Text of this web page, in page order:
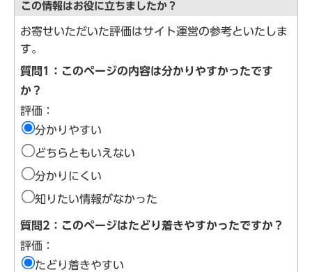
この情報はお役に立ちましたか？
お寄せいただいた評価はサイト運営の参考といたしま
す。
質問1：このページの内容は分かりやすかったです
か？
評価：
分かりやすい
どちらともいえない
分かりにくい
知りたい情報がなかった
質問2：このページはたどり着きやすかったですか？
評価：
たどり着きやすい